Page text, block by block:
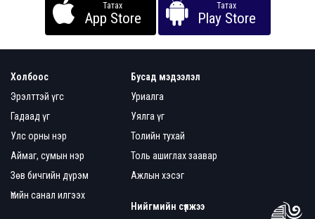
Татах
App Store
Татах
Play Store
Холбоос
Эрэлттэй үгс
Гадаад үг
Улс орны нэр
Аймаг, сумын нэр
Зөв бичгийн дүрэм
Үгийн санал илгээх
Бусад мэдээлэл
Уриалга
Уялга үг
Толийн тухай
Толь ашиглах заавар
Ажлын хэсэг
Нийгмийн сүлжээ